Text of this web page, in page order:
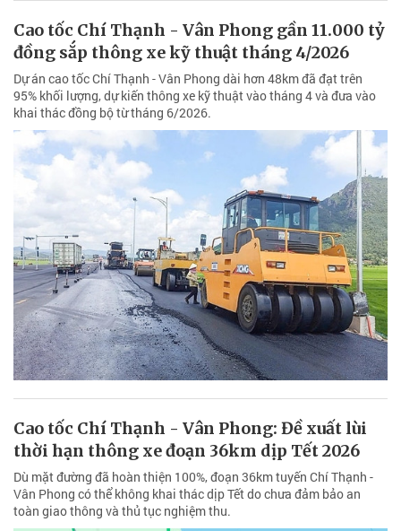
Cao tốc Chí Thạnh - Vân Phong gần 11.000 tỷ
đồng sắp thông xe kỹ thuật tháng 4/2026
Dự án cao tốc Chí Thạnh - Vân Phong dài hơn 48km đã đạt trên
95% khối lượng, dự kiến thông xe kỹ thuật vào tháng 4 và đưa vào
khai thác đồng bộ từ tháng 6/2026.
Cao tốc Chí Thạnh - Vân Phong: Đề xuất lùi
thời hạn thông xe đoạn 36km dịp Tết 2026
Dù mặt đường đã hoàn thiện 100%, đoạn 36km tuyến Chí Thạnh -
Vân Phong có thể không khai thác dịp Tết do chưa đảm bảo an
toàn giao thông và thủ tục nghiệm thu.